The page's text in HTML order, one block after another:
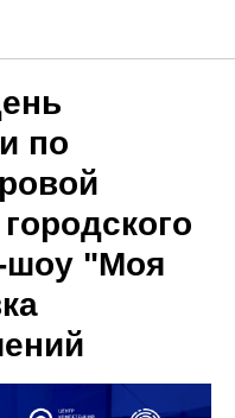
по
шоу "Моя